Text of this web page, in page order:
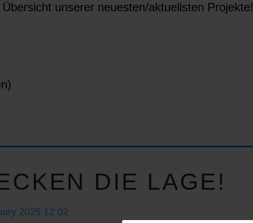
unserer neuesten/aktuellsten Projekte!
DIE LAGE!
2025 12:02